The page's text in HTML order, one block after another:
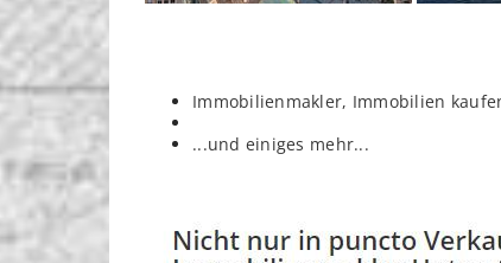
Immobilienmakler, Immobilien
...und einiges mehr...